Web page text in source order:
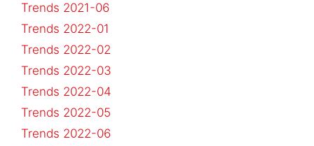
Trends 2021-06
Trends 2022-01
Trends 2022-02
Trends 2022-03
Trends 2022-04
Trends 2022-05
Trends 2022-06